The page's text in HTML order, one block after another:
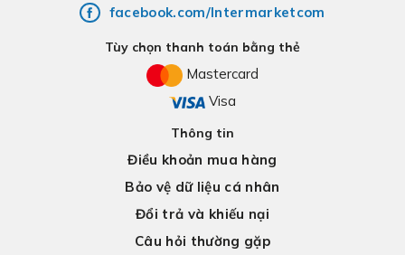
facebook.com/Intermarketcom
Thông tin
Điều khoản mua hàng
Bảo vệ dữ liệu cá nhân
Đổi trả và khiếu nại
Câu hỏi thường gặp
Tùy chọn thanh toán bằng thẻ
Mastercard
Visa